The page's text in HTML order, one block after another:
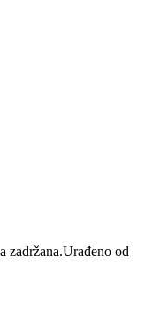
zadržana.Urađeno od